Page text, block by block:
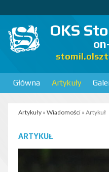
OKS
Główna Artykuły
Artykuły » Wiadomości » Artykuł
ARTYKUŁ